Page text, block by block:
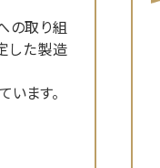
の取り組
した製造
ます。